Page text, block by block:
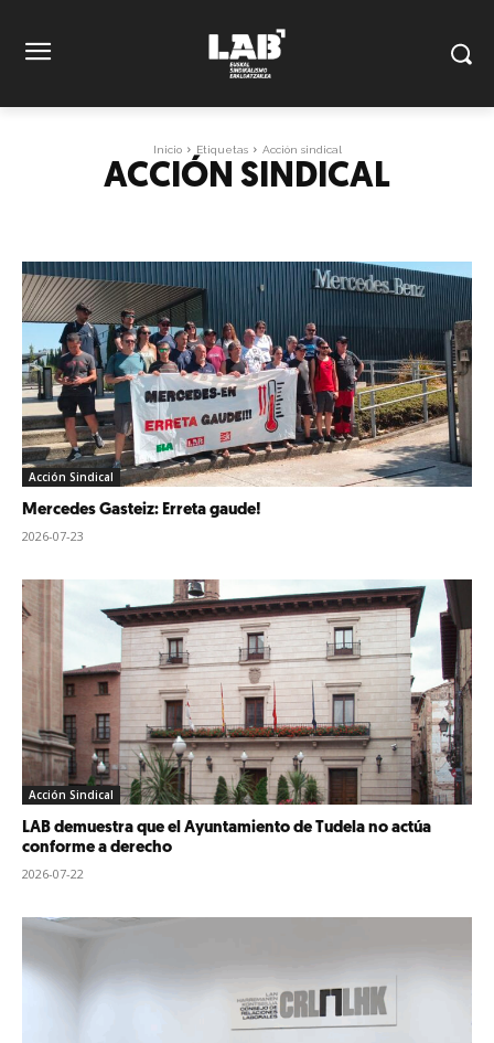
Inicio Etiquetas Acción sindical
ACCIÓN SINDICAL
Acción Sindical
Mercedes Gasteiz: Erreta gaude!
2026-07-23
Acción Sindical
LAB demuestra que el Ayuntamiento de Tudela no actúa
conforme a derecho
2026-07-22